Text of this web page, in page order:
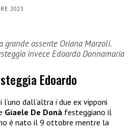
2023
grande assente Oriana Marzoli.
invece Edoardo Donnamaria
Edoardo
dall’altra i due ex vipponi
Giaele De Donà festeggiano il
è nato il 9 ottobre mentre la